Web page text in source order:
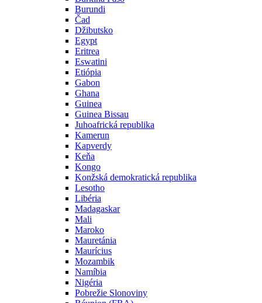
Burundi
Čad
Džibutsko
Egypt
Eritrea
Eswatini
Etiópia
Gabon
Ghana
Guinea
Guinea Bissau
Juhoafrická republika
Kamerun
Kapverdy
Keňa
Kongo
Konžská demokratická republika
Lesotho
Libéria
Madagaskar
Mali
Maroko
Mauretánia
Maurícius
Mozambik
Namíbia
Nigéria
Pobrežie Slonoviny